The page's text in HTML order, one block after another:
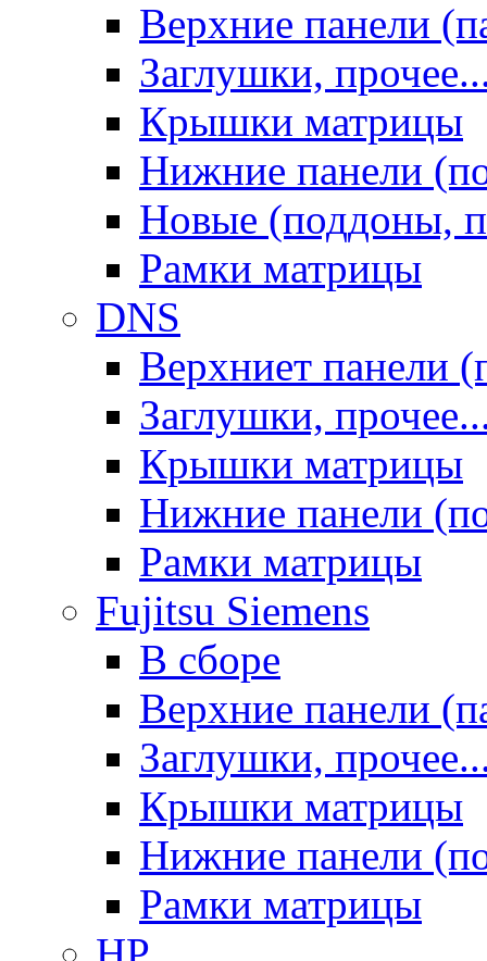
Верхние панели
Заглушки,
Крышки матрицы
Нижние панели
Новые (поддоны,
Рамки матрицы
DNS
Верхниет панели
Заглушки,
Крышки матрицы
Нижние панели
Рамки матрицы
Fujitsu Siemens
В сборе
Верхние панели
Заглушки,
Крышки матрицы
Нижние панели
Рамки матрицы